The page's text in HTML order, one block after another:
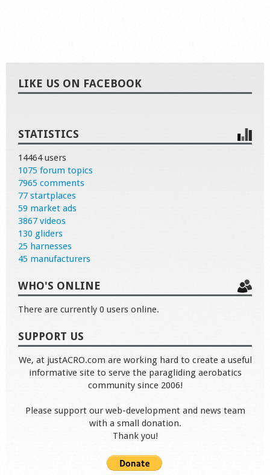
LIKE US ON FACEBOOK
STATISTICS
14464 users
1075 forum topics
7965 comments
77 startplaces
59 market ads
3867 videos
130 gliders
25 harnesses
45 manufacturers
WHO'S ONLINE
There are currently 0 users online.
SUPPORT US
We, at justACRO.com are working hard to create a useful
informative site to serve the paragliding aerobatics
community since 2006!
Please support our web-development and news team
with a small donation.
Thank you!